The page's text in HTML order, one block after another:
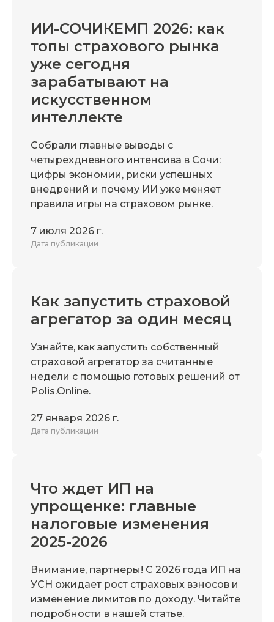
ИИ-СОЧИКЕМП 2026: как
топы страхового рынка
уже сегодня
зарабатывают на
искусственном
интеллекте
Собрали главные выводы с
четырехдневного интенсива в Сочи:
цифры экономии, риски успешных
внедрений и почему ИИ уже меняет
правила игры на страховом рынке.
7 июля 2026 г.
Дата публикации
Как запустить страховой
агрегатор за один месяц
Узнайте, как запустить собственный
страховой агрегатор за считанные
недели с помощью готовых решений от
Polis.Online.
27 января 2026 г.
Дата публикации
Что ждет ИП на
упрощенке: главные
налоговые изменения
2025-2026
Внимание, партнеры! С 2026 года ИП на
УСН ожидает рост страховых взносов и
изменение лимитов по доходу. Читайте
подробности в нашей статье.